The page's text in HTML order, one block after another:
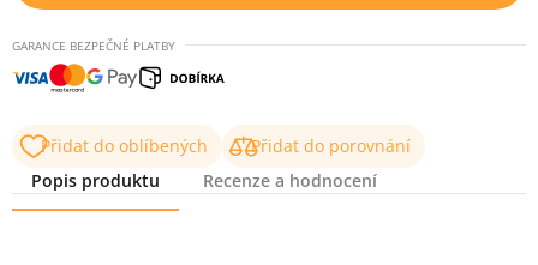
GARANCE BEZPEČNÉ PLATBY
Přidat do oblíbených
Přidat do porovnání
Popis produktu
Recenze a hodnocení